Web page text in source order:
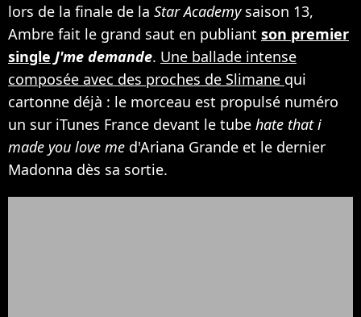
lors de la finale de la Star Academysaison 13,
Ambre fait le grand saut en publiant son premier
single J'me demande. Une ballade intense
composée avec des proches de Slimane qui
cartonne déjà : le morceau est propulsé numéro
un sur iTunes France devant le tube hate that i
made you love me d'Ariana Grande et le dernier
Madonna dès sa sortie.